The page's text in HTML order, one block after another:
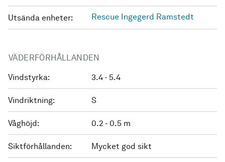
Utsända enheter: Rescue Ingegerd Ramstedt
VÄDERFÖRHÅLLANDEN
Vindstyrka: 3.4 - 5.4
Vindriktning: S
Våghöjd: 0.2 - 0.5 m
Siktförhållanden: Mycket god sikt